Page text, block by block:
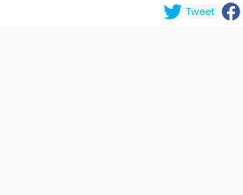
Tweet